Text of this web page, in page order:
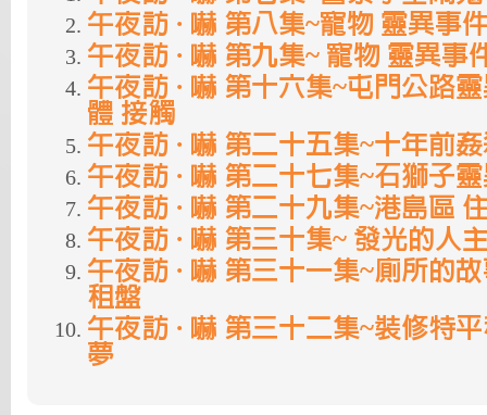
午夜訪 · 嚇 第八集~寵物 靈異事
午夜訪 · 嚇 第九集~ 寵物 靈異事
午夜訪 · 嚇 第十六集~屯門公路
體 接觸
午夜訪 · 嚇 第二十五集~十年前
午夜訪 · 嚇 第二十七集~石獅子
午夜訪 · 嚇 第二十九集~港島區
午夜訪 · 嚇 第三十集~ 發光的人
午夜訪 · 嚇 第三十一集~廁所的
租盤
午夜訪 · 嚇 第三十二集~裝修特
夢